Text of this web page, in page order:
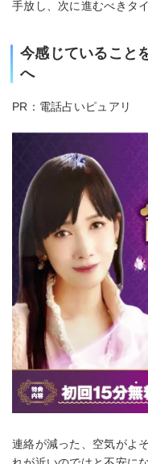
手放し、次に進むべきタ
今感じていること
へ
PR：電話占いピュアリ
連絡が減った、空気がよ